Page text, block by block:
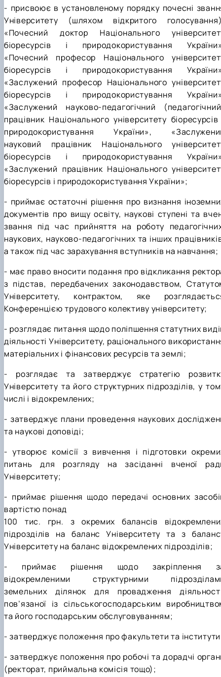
- присвоює в установленому порядку почесні
Університету (шляхом відкритого
«Почесний доктор Національного
біоресурсів і природокористування
«Почесний професор Національного
біоресурсів і природокористування
«Заслужений професор Національного
біоресурсів і природокористування
«Заслужений науково-педагогічний
працівник Національного університету біоресурсів
природокористування України»,
науковий працівник Національного
біоресурсів і природокористування
«Заслужений працівник Національного
біоресурсів і природокористування України»;
- приймає остаточні рішення про визнання
документів про вищу освіту, наукові ступені та
звання під час прийняття на роботу
наукових, науково-педагогічних та інших
а також під час зарахування вступників на навчання;
- має право вносити подання про відкликання
з підстав, передбачених законодавством,
Університету, контрактом, яке
Конференцією трудового колективу університету;
- розглядає питання щодо поліпшення статутних
діяльності Університету, раціонального
матеріальних і фінансових ресурсів та землі;
- розглядає та затверджує стратегію
Університету та його структурних підрозділів, у
числі і відокремлених;
- затверджує плани проведення наукових
та наукові доповіді;
- утворює комісії з вивчення і підготовки
питань для розгляду на засіданні вченої
Університету;
- приймає рішення щодо передачі основних
вартістю понад
100 тис. грн. з окремих балансів
підрозділів на баланс Університету та з
Університету на баланс відокремлених підрозділів;
- приймає рішення щодо закріплення
відокремленими структурними
земельних ділянок для провадження
пов’язаної із сільськогосподарським
та його господарським обслуговуванням;
- затверджує положення про факультети та
- затверджує положення про робочі та дорадчі
(ректорат, приймальна комісія тощо);